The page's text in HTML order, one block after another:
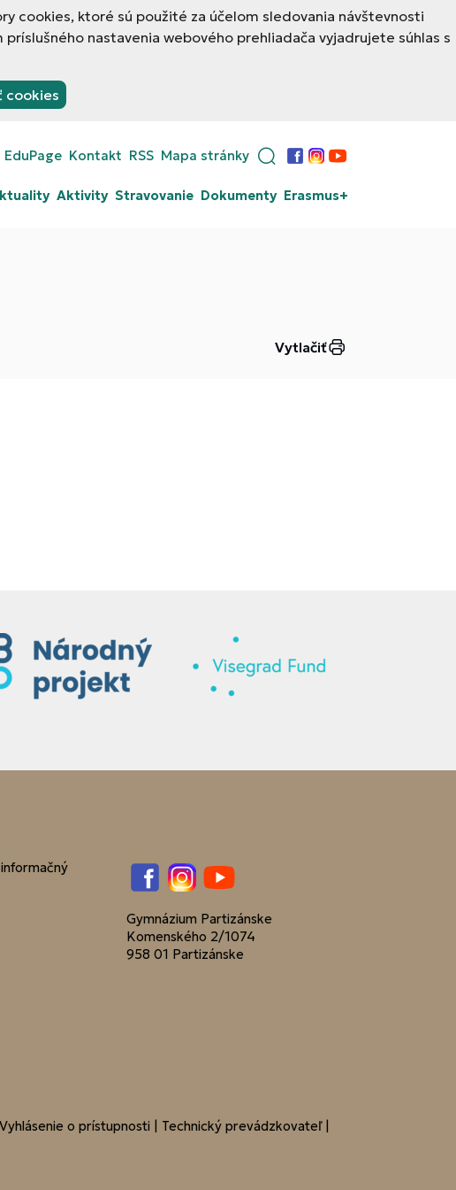
cookies, ktoré sú použité za účelom sledovania návštevnosti
nastavenia webového prehliadača vyjadrujete súhlas s
cookies
EduPage Kontakt RSS Mapa stránky
Facebook
Instagram
YouTube
Aktivity Stravovanie Dokumenty Erasmus+
Vytlačiť
FacebookInstagramYouTube
Gymnázium Partizánske
Komenského 2/1074
958 01 Partizánske
Vyhlásenie o prístupnosti | Technický prevádzkovateľ|